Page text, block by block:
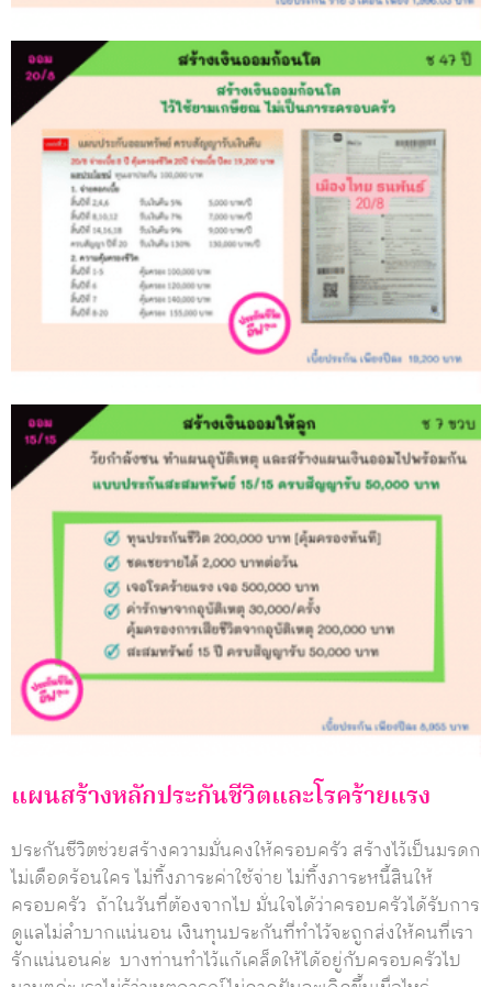
แผนสร้างหลักประกันชีวิตและโรคร้ายแรง
ประกันชีวิตช่วยสร้างความมั่นคงให้ครอบครัว สร้างไว้เป็นมรดก
ไม่เดือดร้อนใคร ไม่ทิ้งภาระค่าใช้จ่าย ไม่ทิ้งภาระหนี้สินให้
ครอบครัว ถ้าในวันที่ต้องจากไป มั่นใจได้ว่าครอบครัวได้รับการ
ดูแลไม่ลำบากแน่นอน เงินทุนประกันที่ทำไว้จะถูกส่งให้คนที่เรา
รักแน่นอนค่ะ บางท่านทำไว้แก้เคล็ดให้ได้อยู่กับครอบครัวไป